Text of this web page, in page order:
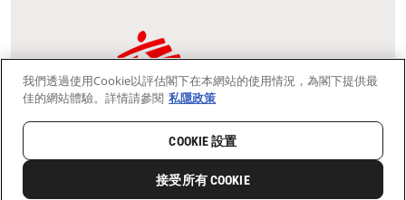
通訊資料更新 鳴謝 私隱聲明
我們採用安全通訊端層 (Secure Socket Layer, SSL) 協定，有助保障敏感
資料在你的瀏覽器和我們伺服器之間的網上傳輸維持保密性。
慈善團體免稅檔案號碼：91/4075
Copyright © Médecins Sans Frontières Hong Kong. All rights
reserved.
我們透過使用Cookie以評估閣下在本網站的使用情況，為閣下提供最
佳的網站體驗。詳情請參閱 私隱政策
COOKIE 設置
接受所有 COOKIE